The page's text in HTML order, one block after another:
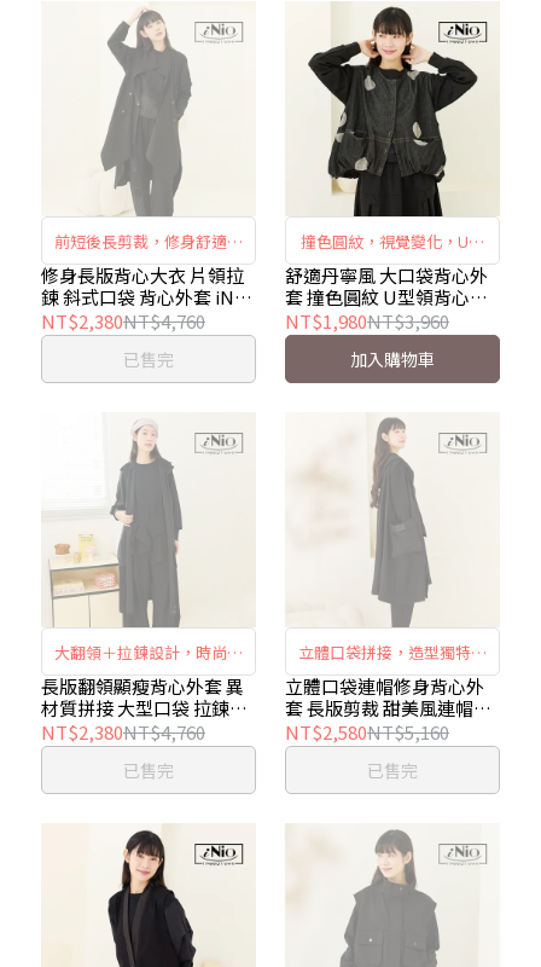
舒適自然。
前短後長剪裁，修身舒適有
型，片領＋半幅拉鍊，時尚
獨特個性，斜式口袋營造大
衣風情，背部撞色條紋，打
造時尚焦點。
修身長版背心大衣 片領拉
鍊 斜式口袋 背心外套 iNio
衣著美學 CEW4809
NT$2,380NT$4,760
已售完
撞色圓紋，視覺變化，U型
領口，典雅風情，收縮下
襬，修飾腰形。
舒適丹寧風 大口袋背心外
套 撞色圓紋 U型領背心外
套 iNio衣著美學 CEW4812
NT$1,980NT$3,960
加入購物車
大翻領＋拉鍊設計，時尚俐
落有型，兩側大型立體口
袋，增添個性造型，長版微
弧層次拼接，修身顯瘦又舒
適。
長版翻領顯瘦背心外套 異
材質拼接 大型口袋 拉鍊翻
領 長版背心外套 iNio衣著
美學 CEW4808
NT$2,380NT$4,760
已售完
立體口袋拼接，造型獨特大
方，長版寬鬆剪裁，修身顯
瘦有型，連帽實用設計，甜
美可愛迷人。
立體口袋連帽修身背心外
套 長版剪裁 甜美風連帽背
心外套 iNio衣著美學
CEW4807
NT$2,580NT$5,160
已售完